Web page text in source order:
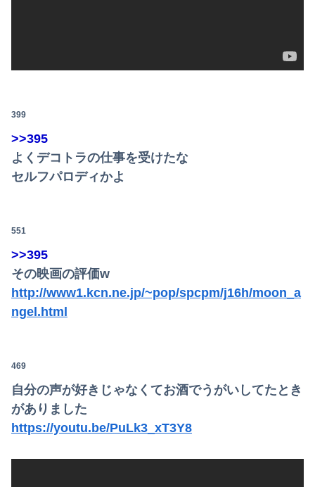
399
>>395
よくデコトラの仕事を受けたな
セルフパロディかよ
551
>>395
その映画の評価w
http://www1.kcn.ne.jp/~pop/spcpm/j16h/moon_a
ngel.html
469
自分の声が好きじゃなくてお酒でうがいしてたとき
がありました
https://youtu.be/PuLk3_xT3Y8